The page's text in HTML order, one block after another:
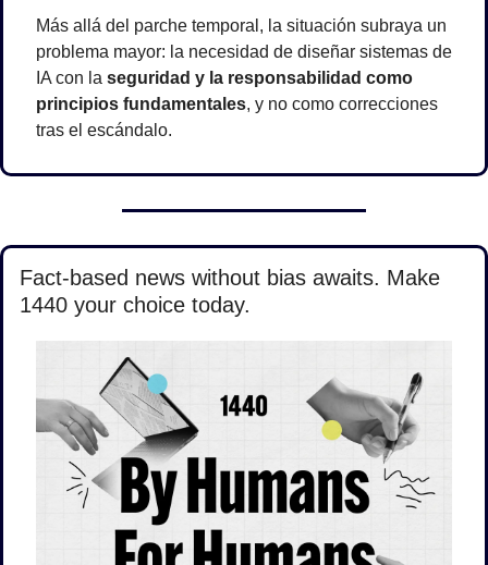
Más allá del parche temporal, la situación subraya un
problema mayor: la necesidad de diseñar sistemas de
IA con la seguridad y la responsabilidad como
principios fundamentales, y no como correcciones
tras el escándalo.
Fact-based news without bias awaits. Make
1440 your choice today.